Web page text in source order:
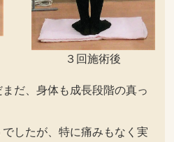
３回施術後
だ、身体も成長段階の真っ
したが、特に痛みもなく実